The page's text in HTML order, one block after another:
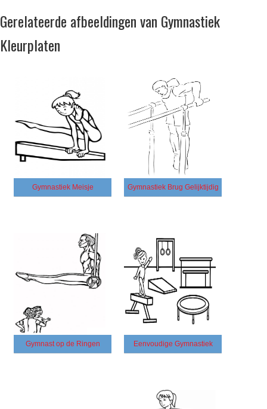
Gerelateerde afbeeldingen van Gymnastiek
Kleurplaten
Gymnastiek Meisje Gymnastiek Brug Gelijktijdig
Gymnast op de Ringen Eenvoudige Gymnastiek